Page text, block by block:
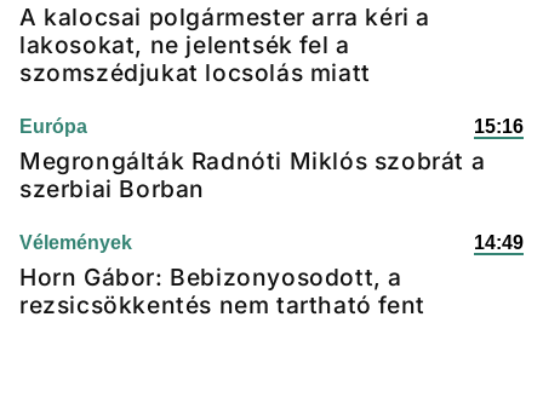
A kalocsai polgármester arra kéri a
lakosokat, ne jelentsék fel a
szomszédjukat locsolás miatt
Európa 15:16
Megrongálták Radnóti Miklós szobrát a
szerbiai Borban
Vélemények 14:49
Horn Gábor: Bebizonyosodott, a
rezsicsökkentés nem tartható fent